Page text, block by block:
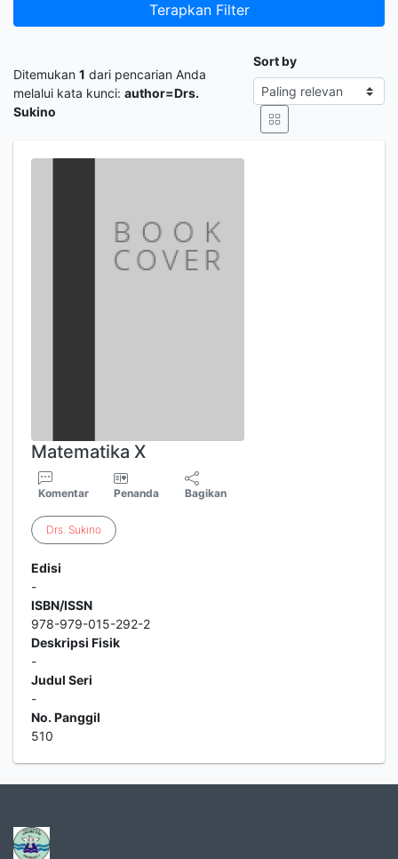
Terapkan Filter
Ditemukan 1 dari pencarian Anda
melalui kata kunci: author=Drs.
Sukino
Sort by
Matematika X
Komentar Penanda Bagikan
Drs. Sukino
Edisi
-
ISBN/ISSN
978-979-015-292-2
Deskripsi Fisik
-
Judul Seri
-
No. Panggil
510